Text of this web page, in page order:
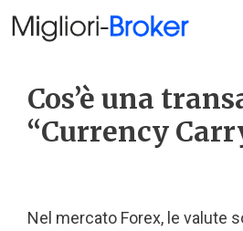
Cos’è una
“Currency
Nel mercato Forex, le valute